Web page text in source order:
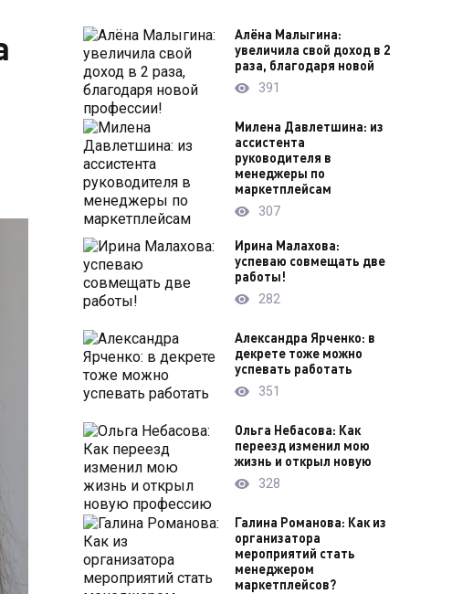
Алёна Малыгина:
увеличила свой доход в 2
раза, благодаря новой
391
Милена Давлетшина: из
ассистента
руководителя в
менеджеры по
маркетплейсам
307
Ирина Малахова:
успеваю совмещать две
работы!
282
Александра Ярченко: в
декрете тоже можно
успевать работать
351
Ольга Небасова: Как
переезд изменил мою
жизнь и открыл новую
328
Галина Романова: Как из
организатора
мероприятий стать
менеджером
маркетплейсов?